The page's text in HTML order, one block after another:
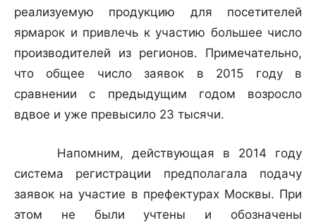
реализуемую продукцию для посетителей
ярмарок и привлечь к участию большее число
производителей из регионов. Примечательно,
что общее число заявок в 2015 году в
сравнении с предыдущим годом возросло
вдвое и уже превысило 23 тысячи.
Напомним, действующая в 2014 году
система регистрации предполагала подачу
заявок на участие в префектурах Москвы. При
этом не были учтены и обозначены